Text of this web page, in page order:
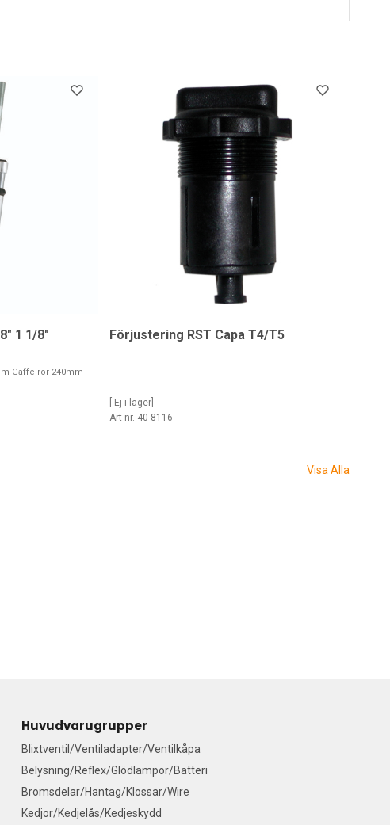
1 1/8"
Gaffelrör 240mm
Förjustering RST Capa T4/T5
[ Ej i lager]
Art nr. 40-8116
Visa Alla
Huvudvarugrupper
Blixtventil/Ventiladapter/Ventilkåpa
Belysning/Reflex/Glödlampor/Batteri
Bromsdelar/Hantag/Klossar/Wire
Kedjor/Kedjelås/Kedjeskydd